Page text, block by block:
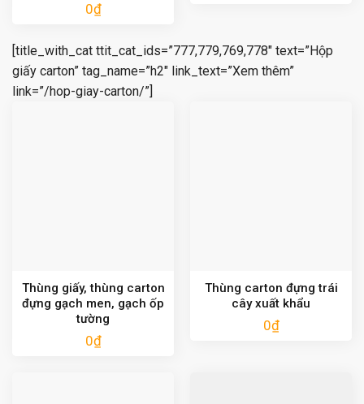
Được xếp
0₫
[title_with_cat ttit_cat_ids=”777,779,769,778″ text=”Hộp
giấy carton” tag_name=”h2″ link_text=”Xem thêm”
link=”/hop-giay-carton/”]
Thùng giấy, thùng carton
đựng gạch men, gạch ốp
tường
0₫
Thùng carton đựng trái
cây xuất khẩu
0₫